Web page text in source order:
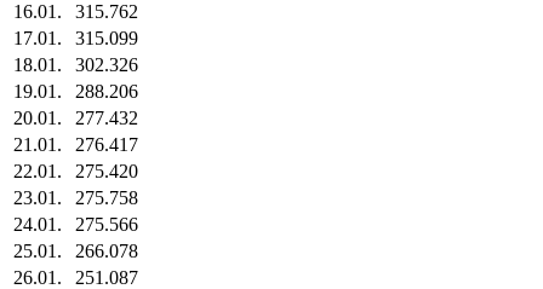
16.01.
315.762
17.01.
315.099
18.01.
302.326
19.01.
288.206
20.01.
277.432
21.01.
276.417
22.01.
275.420
23.01.
275.758
24.01.
275.566
25.01.
266.078
26.01.
251.087